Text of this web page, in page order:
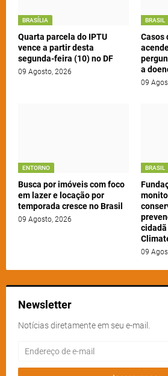
BRASÍLIA
Quarta parcela do IPTU
vence a partir desta
segunda-feira (10) no DF
09 Agosto, 2026
BRASIL
Casos
a
09
ENTORNO
Busca por imóveis com foco
em lazer e locação por
temporada cresce no Brasil
09 Agosto, 2026
BRASIL
cidadã
09
Newsletter
Notícias diretamente em seu e-mail.